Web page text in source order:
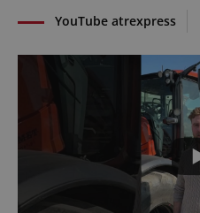
YouTube atrexpress